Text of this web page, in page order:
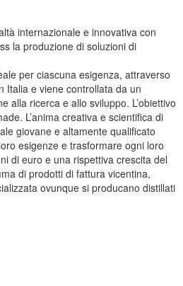
internazionale e innovativa con
la produzione di soluzioni di
per ciascuna esigenza, attraverso
Italia e viene controllata da un
alla ricerca e allo sviluppo. L’obiettivo
L’anima creativa e scientifica di
giovane e altamente qualificato
esigenze e trasformare ogni loro
di euro e una rispettiva crescita del
di prodotti di fattura vicentina,
ovunque si producano distillati